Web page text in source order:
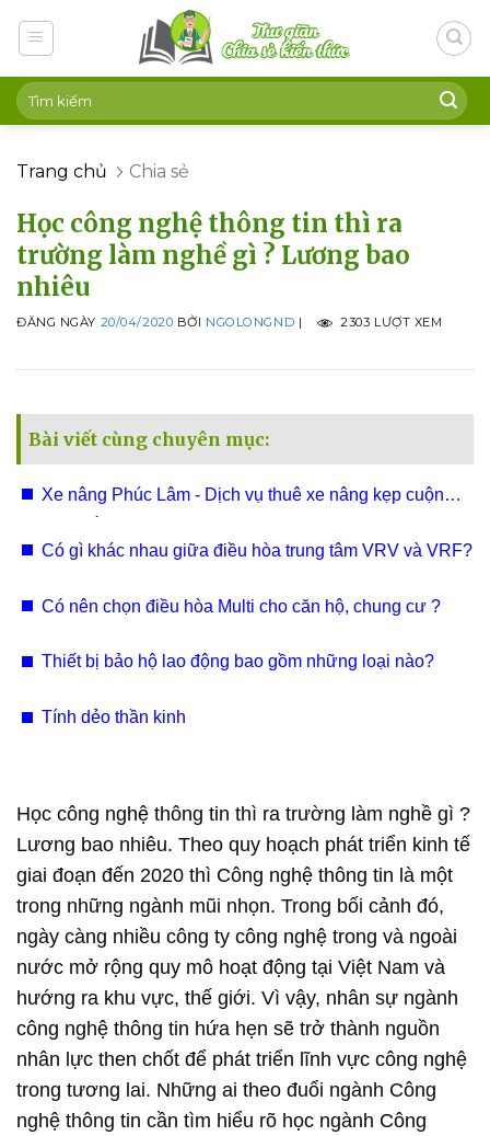
Trang chủ Chia sẻ
Học công nghệ thông tin thì ra
trường làm nghề gì ? Lương bao
nhiêu
ĐĂNG NGÀY 20/04/2020 BỞI NGOLONGND | 2303 LƯỢT XEM
Bài viết cùng chuyên mục:
Xe nâng Phúc Lâm - Dịch vụ thuê xe nâng kẹp cuộn
Có gì khác nhau giữa điều hòa trung tâm VRV và VRF?
Có nên chọn điều hòa Multi cho căn hộ, chung cư ?
Thiết bị bảo hộ lao động bao gồm những loại nào?
Tính dẻo thần kinh
Học công nghệ thông tin thì ra trường làm nghề gì ?
Lương bao nhiêu. Theo quy hoạch phát triển kinh tế
giai đoạn đến 2020 thì Công nghệ thông tin là một
trong những ngành mũi nhọn. Trong bối cảnh đó,
ngày càng nhiều công ty công nghệ trong và ngoài
nước mở rộng quy mô hoạt động tại Việt Nam và
hướng ra khu vực, thế giới. Vì vậy, nhân sự ngành
công nghệ thông tin hứa hẹn sẽ trở thành nguồn
nhân lực then chốt để phát triển lĩnh vực công nghệ
trong tương lai. Những ai theo đuổi ngành Công
nghệ thông tin cần tìm hiểu rõ học ngành Công